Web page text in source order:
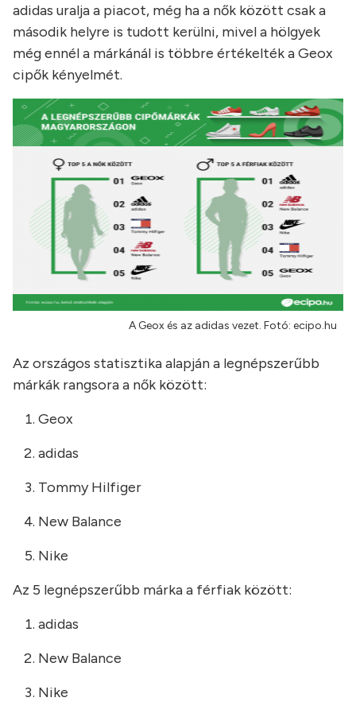
adidas uralja a piacot, még ha a nők között csak a
második helyre is tudott kerülni, mivel a hölgyek
még ennél a márkánál is többre értékelték a Geox
cipők kényelmét.
A Geox és az adidas vezet. Fotó: ecipo.hu
Az országos statisztika alapján a legnépszerűbb
márkák rangsora a nők között:
Geox
adidas
Tommy Hilfiger
New Balance
Nike
Az 5 legnépszerűbb márka a férfiak között:
adidas
New Balance
Nike